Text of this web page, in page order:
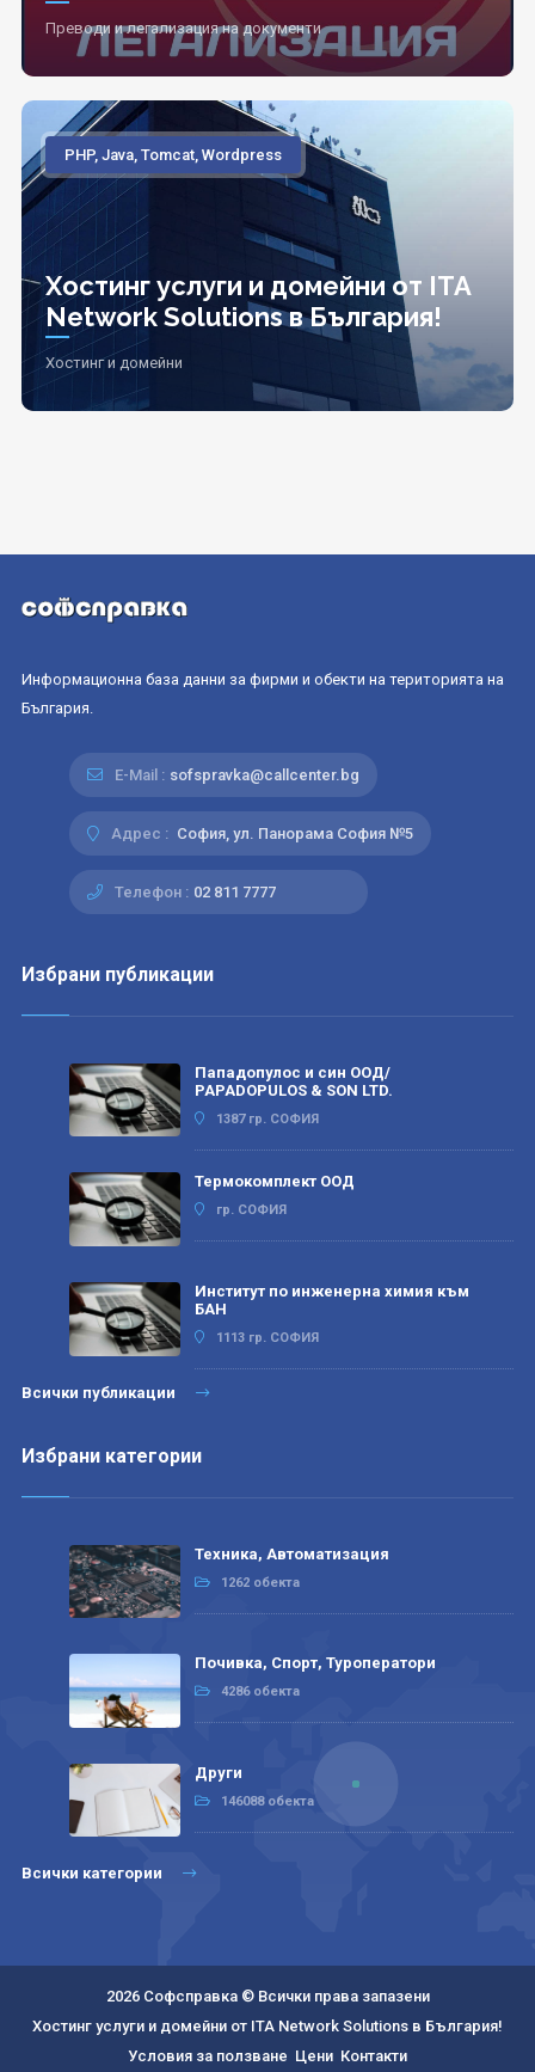
Преводи и легализация на документи
PHP, Java, Tomcat, Wordpress
Хостинг услуги и домейни от ITA
Network Solutions в България!
Хостинг и домейни
Информационна база данни за фирми и обекти на територията на
България.
E-Mail : sofspravka@callcenter.bg
Адрес : София, ул. Панорама София №5
Телефон : 02 811 7777
Избрани публикации
Пападопулос и син ООД/
PAPADOPULOS & SON LTD.
1387 гр. СОФИЯ
Термокомплект ООД
гр. СОФИЯ
Институт по инженерна химия към
БАН
1113 гр. СОФИЯ
Всички публикации
Избрани категории
Техника, Автоматизация
1262 обекта
Почивка, Спорт, Туроператори
4286 обекта
Други
146088 обекта
Всички категории
2026 Софсправка © Всички права запазени
Хостинг услуги и домейни от ITA Network Solutions в България!
Условия за ползване Цени Контакти